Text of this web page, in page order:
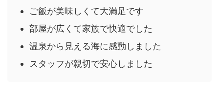
ご飯が美味しくて大満足です
部屋が広くて家族で快適でした
温泉から見える海に感動しました
スタッフが親切で安心しました